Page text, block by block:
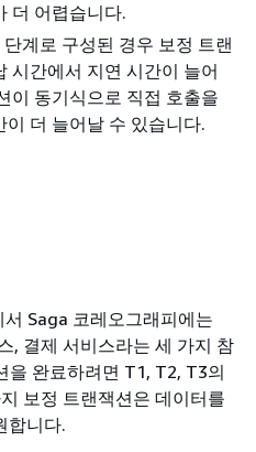
더 어렵습니다.
계로 구성된 경우 보정 트랜
시간에서 지연 시간이 늘어
이 동기식으로 직접 호출을
더 늘어날 수 있습니다.
Saga 코레오그래피에는
, 결제 서비스라는 세 가지 참
을 완료하려면 T1, T2, T3의
보정 트랜잭션은 데이터를
합니다.